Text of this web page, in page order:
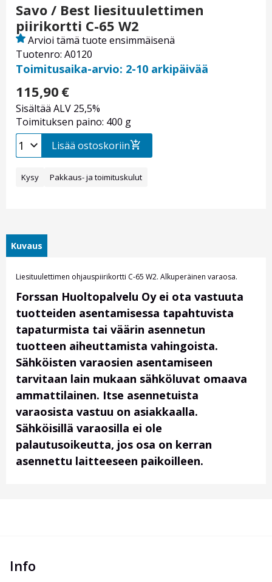
Savo / Best liesituulettimen
piirikortti C-65 W2
Tuotenro: A0120
Arvioi tämä tuote ensimmäisenä
Toimitusaika-arvio: 2-10 arkipäivää
115,90 €
Sisältää ALV 25,5%
Toimituksen paino: 400 g
Lisää ostoskoriin
Kysy Pakkaus- ja toimituskulut
Kuvaus
Liesituulettimen ohjauspiirikortti C-65 W2. Alkuperäinen varaosa.
Forssan Huoltopalvelu Oy ei ota vastuuta
tuotteiden asentamisessa tapahtuvista
tapaturmista tai väärin asennetun
tuotteen aiheuttamista vahingoista.
Sähköisten varaosien asentamiseen
tarvitaan lain mukaan sähköluvat omaava
ammattilainen. Itse asennetuista
varaosista vastuu on asiakkaalla.
Sähköisillä varaosilla ei ole
palautusoikeutta, jos osa on kerran
asennettu laitteeseen paikoilleen.
Info